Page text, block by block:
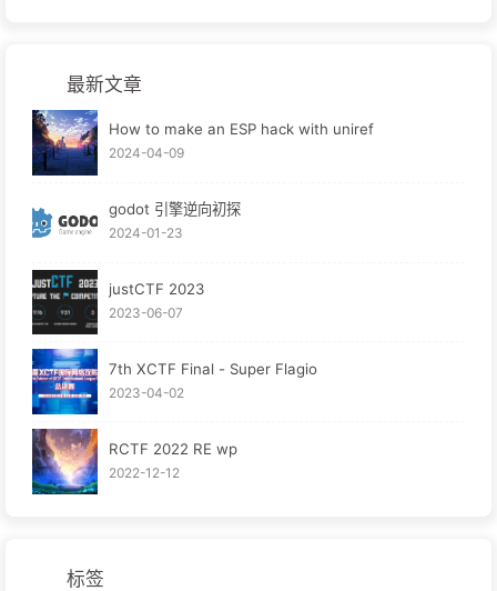
最新文章
How to make an ESP hack with uniref
2024-04-09
godot 引擎逆向初探
2024-01-23
justCTF 2023
2023-06-07
7th XCTF Final - Super Flagio
2023-04-02
RCTF 2022 RE wp
2022-12-12
标签